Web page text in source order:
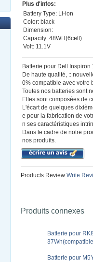
Plus d'infos:
Battery Type: Li-ion
Color: black
Dimension:
Capacity: 48WH(6cell)
Volt: 11.1V
Batterie pour Dell
De haute qualité, ::
0% compatible avec votre
Toutes nos batteries sont
Elles sont composées de
L'écart de quelques
e pour la fabrication de
n ses caractéristiques
Dans le cadre de notre
nos produits.
Products Review Write
Produits connexes
Batterie pour
Batterie pour